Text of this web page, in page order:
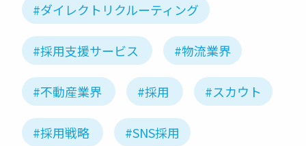
#ダイレクトリクルーティング
#採用支援サービス #物流業界
#不動産業界 #採用 #スカウト
#採用戦略 #SNS採用